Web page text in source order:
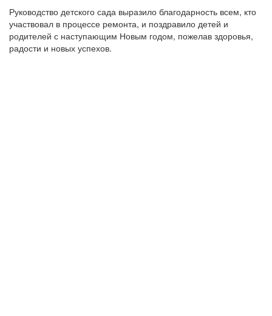
Руководство детского сада выразило благодарность всем, кто
участвовал в процессе ремонта, и поздравило детей и
родителей с наступающим Новым годом, пожелав здоровья,
радости и новых успехов.